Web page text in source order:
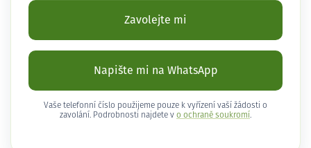
Zavolejte mi
Napište mi na WhatsApp
Vaše telefonní číslo použijeme pouze k vyřízení vaší žádosti o
zavolání. Podrobnosti najdete v o ochraně soukromí .